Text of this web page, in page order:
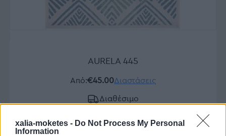
xalia-moketes - Do Not Process My Personal
Information
AURELA 445
Από:€45.00Διαστάσεις
Διαθέσιμο